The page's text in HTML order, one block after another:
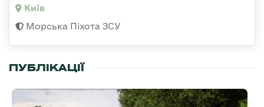
Київ
Морська Піхота ЗСУ
ПУБЛІКАЦІЇ